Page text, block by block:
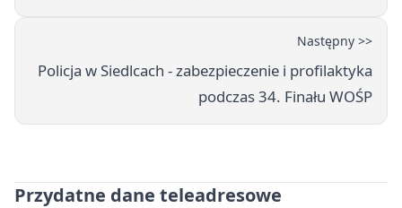
Następny >>
Policja w Siedlcach - zabezpieczenie i profilaktyka
podczas 34. Finału WOŚP
Przydatne dane teleadresowe